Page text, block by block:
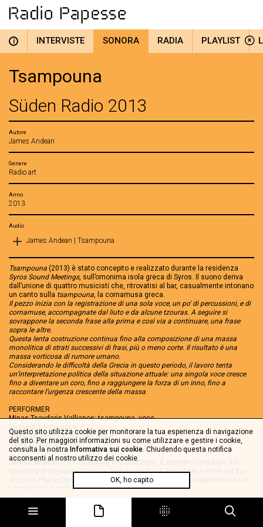
i INTERVISTE SONORA RADIA PLAYLIST
Tsampouna
Süden Radio 2013
Autore
James Andean
Genere
Radio art
Anno
2013
Audio
James Andean | Tsampouna
Tsampouna (2013) è stato concepito e realizzato durante la residenza
Syros Sound Meetings, sull’omonima isola greca di Syros. Il suono deriva
dall’unione di quattro musicisti che, ritrovatisi al bar, casualmente intonano
un canto sulla tsampouna, la cornamusa greca.
Il pezzo inizia con la registrazione di una sola voce, un po' di percussioni, e di
cornamuse, accompagnate dal liuto e da alcune tzouras. A seguire si
sovrappone la seconda frase alla prima e così via a continuare, una frase
sopra le altre.
Questa lenta costruzione continua fino alla composizione di una massa
monolitica di strati successivi di frasi, più o meno corte. Il risultato è una
massa vorticosa di rumore umano.
Considerando le difficoltà della Grecia in questo periodo, il lavoro tenta
un’interpretazione politica della situazione attuale: una singola voce cresce
fino a diventare un coro, fino a raggiungere la forza di un inno, fino a
raccontare l’urgenza crescente della massa.
PERFORMER
Minas Tsavdaris-Vallianos: tsampouna, voce
Vassilis ?: liuto, voce
Anastasia Mpolia: tzouras, voce
Babis ?: toumpi, voce
James Andeanè un musicista e sound artist. È membro fondatore del
quartetto di improvvisazione e new music Rank Ensemble e metà del duo
artistico
Plucié/DesAndes
. Ha suonato e presentato le sue performance in
tutta Europa e negli Stati Uniti.
Questo sito utilizza cookie per monitorare la tua esperienza di navigazione
del sito. Per maggiori informazioni su come utilizzare e gestire i cookie,
consulta la nostra Informativa sui cookie. Chiudendo questa notifica
acconsenti al nostro utilizzo dei cookie.
OK, ho capito